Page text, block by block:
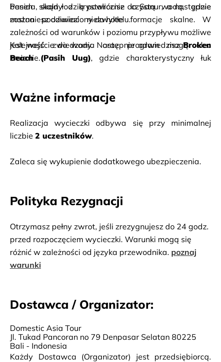
basen skalny z krystalicznie czystą wodą, gdzie
można podziwiać niezwykłe formacje skalne. W
zależności od warunków i poziomu przypływu możliwe
jest wejście do wody. Następnie odwiedzisz Broken
Beach (Pasih Uug), gdzie charakterystyczny łuk
rozpoznawalnych widoków na Bali. Klif
przypominający kształtem głowę tyranozaura oferuje
W ciągu dnia przewidziany jest lunch w lokalnej
Na zakończenie odwiedzisz Crystal Bay
Penida, skąd łodzią powrócisz do Sanur, a następnie
zostaniesz odwieziony do hotelu.
Kolejność zwiedzania oraz program mogą ulec
zmianie.
Ważne informacje
Realizacja wycieczki odbywa się przy minimalnej
liczbie 2 uczestników.
Zaleca się wykupienie dodatkowego ubezpieczenia.
Polityka Rezygnacji
Otrzymasz pełny zwrot, jeśli zrezygnujesz do 24 godz.
przed rozpoczęciem wycieczki. Warunki mogą się
różnić w zależności od języka przewodnika. poznaj
warunki
Dostawca / Organizator:
Domestic Asia Tour
Jl. Tukad Pancoran no 79 Denpasar Selatan 80225
Bali - Indonesia
Każdy Dostawca (Organizator) jest przedsiębiorcą.